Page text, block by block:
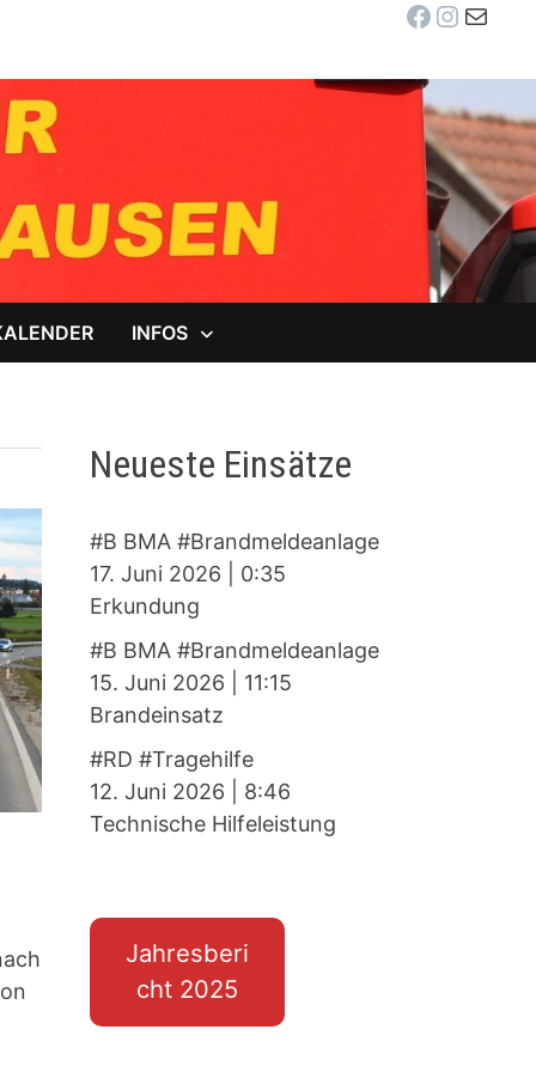
Facebook
E-Mail
INFOS
Neueste Einsätze
#B BMA #Brandmeldeanlage
17. Juni 2026
0:35
Erkundung
#B BMA #Brandmeldeanlage
15. Juni 2026
11:15
Brandeinsatz
#RD #Tragehilfe
12. Juni 2026
8:46
Technische Hilfeleistung
Jahresberi
cht 2025